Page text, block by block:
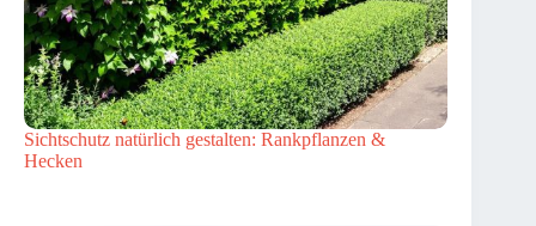
Sichtschutz natürlich gestalten: Rankpflanzen &
Hecken